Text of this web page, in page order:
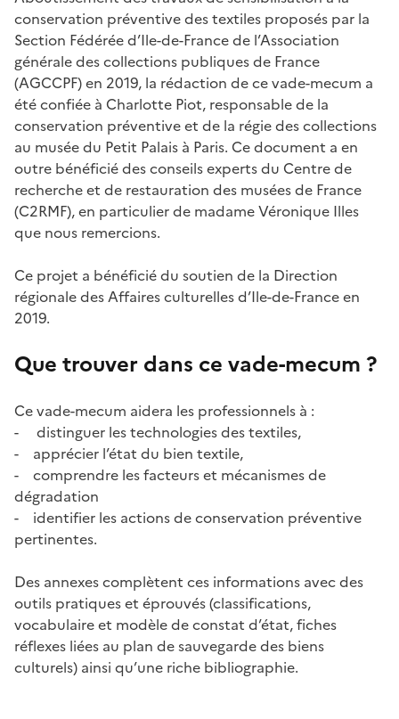
conservation préventive des textiles proposés par la
Section Fédérée d’Ile-de-France de l’Association
générale des collections publiques de France
(AGCCPF) en 2019, la rédaction de ce vade-mecum a
été confiée à Charlotte Piot, responsable de la
conservation préventive et de la régie des collections
au musée du Petit Palais à Paris. Ce document a en
outre bénéficié des conseils experts du Centre de
recherche et de restauration des musées de France
(C2RMF), en particulier de madame Véronique Illes
que nous remercions.
Ce projet a bénéficié du soutien de la Direction
régionale des Affaires culturelles d’Ile-de-France en
2019.
Que trouver dans ce vade-mecum ?
Ce vade-mecum aidera les professionnels à :
- distinguer les technologies des textiles,
- apprécier l’état du bien textile,
- comprendre les facteurs et mécanismes de
dégradation
- identifier les actions de conservation préventive
pertinentes.
Des annexes complètent ces informations avec des
outils pratiques et éprouvés (classifications,
vocabulaire et modèle de constat d’état, fiches
réflexes liées au plan de sauvegarde des biens
culturels) ainsi qu’une riche bibliographie.